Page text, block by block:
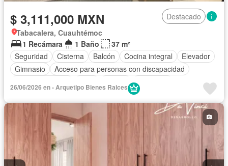
$ 3,111,000 MXN
Destacado
Tabacalera, Cuauhtémoc
1 Recámara
1 Baño
37 m²
Seguridad
Cisterna Balcón Cocina integral
Elevador
Gimnasio
Acceso para personas con discapacidad
Despacho
Vista panorámica
Recámara con closet
Caseta de vigilancia
Permite niños
26/06/2026 en - Arquetipo Bienes Raices